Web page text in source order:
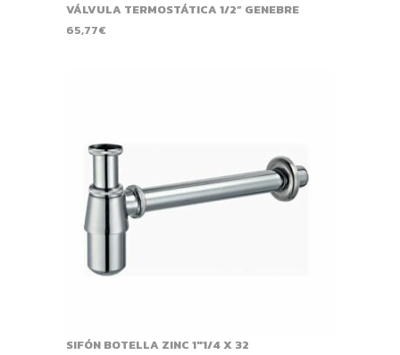
VÁLVULA TERMOSTÁTICA 1/2” GENEBRE
65,77€
SIFÓN BOTELLA ZINC 1"1/4 X 32